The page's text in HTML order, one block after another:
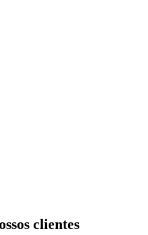
clientes